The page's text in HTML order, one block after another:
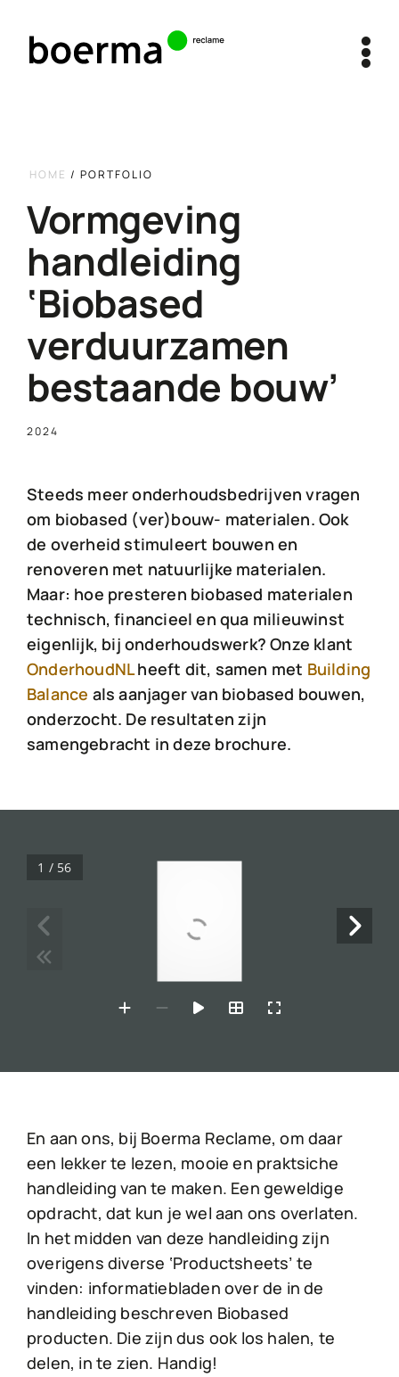
naar
HOME / PORTFOLIO
Vormgeving
handleiding
‘Biobased
verduurzamen
bestaande bouw’
2024
Steeds meer onderhoudsbedrijven vragen
om biobased (ver)bouw- materialen. Ook
de overheid stimuleert bouwen en
renoveren met natuurlijke materialen.
Maar: hoe presteren biobased materialen
technisch, financieel en qua milieuwinst
eigenlijk, bij onderhoudswerk? Onze klant
OnderhoudNLheeft dit, samen met Building
Balance als aanjager van biobased bouwen,
onderzocht. De resultaten zijn
samengebracht in deze brochure.
1 / 56
En aan ons, bij Boerma Reclame, om daar
een lekker te lezen, mooie en praktsiche
handleiding van te maken. Een geweldige
opdracht, dat kun je wel aan ons overlaten.
In het midden van deze handleiding zijn
overigens diverse ‘Productsheets’ te
vinden: informatiebladen over de in de
handleiding beschreven Biobased
producten. Die zijn dus ook los halen, te
delen, in te zien. Handig!